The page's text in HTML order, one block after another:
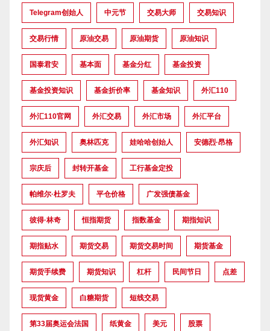
Telegram创始人 中元节 交易大师 交易知识
交易行情 原油交易 原油期货 原油知识
国泰君安 基本面 基金分红 基金投资
基金投资知识 基金折价率 基金知识 外汇110
外汇110官网 外汇交易 外汇市场 外汇平台
外汇知识 奥林匹克 娃哈哈创始人 安德烈·昂格
宗庆后 封转开基金 工行基金定投
帕维尔·杜罗夫 平仓价格 广发强债基金
彼得·林奇 恒指期货 指数基金 期指知识
期指贴水 期货交易 期货交易时间 期货基金
期货手续费 期货知识 杠杆 民间节日 点差
现货黄金 白糖期货 短线交易
第33届奥运会法国 纸黄金 美元 股票